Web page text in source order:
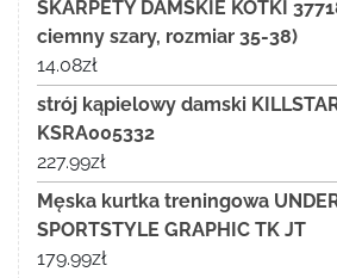
SKARPETY DAMSKIE KOTKI
ciemny szary, rozmiar 35-38)
14.08zł
strój kąpielowy damski
KSRA005332
227.99zł
Męska kurtka treningowa
SPORTSTYLE GRAPHIC TK JT
179.99zł